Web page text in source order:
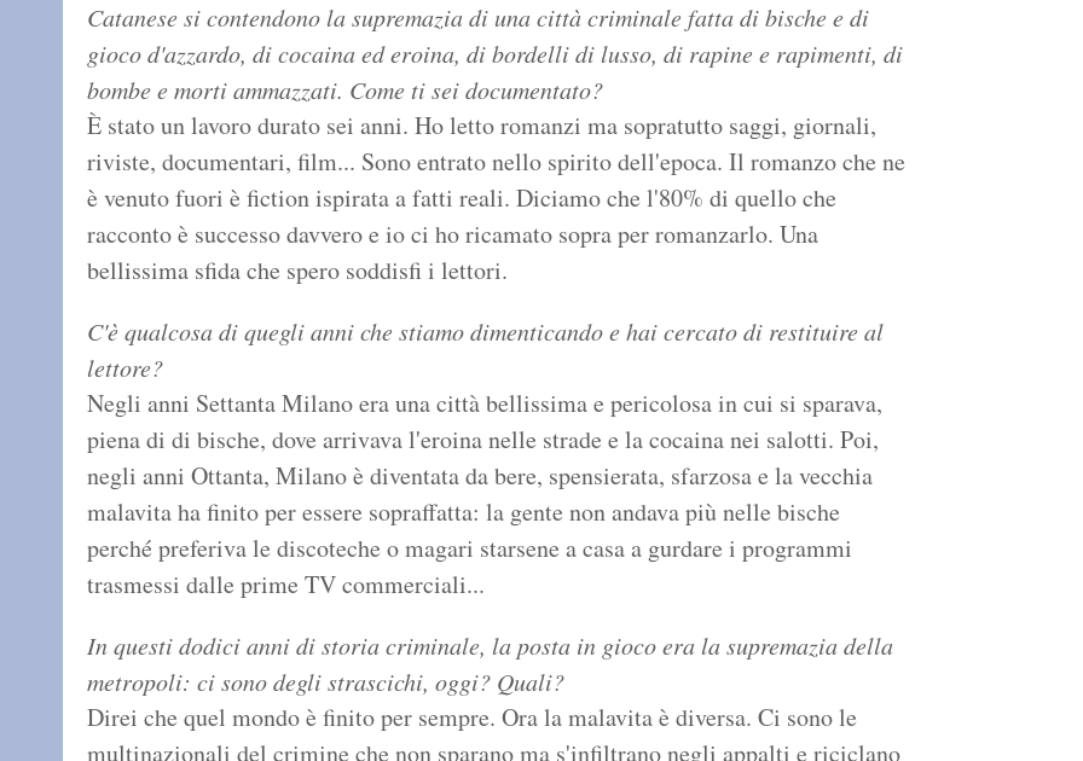
Catanese si contendono la supremazia di una città criminale fatta di bische e di
gioco d'azzardo, di cocaina ed eroina, di bordelli di lusso, di rapine e rapimenti, di
bombe e morti ammazzati. Come ti sei documentato?
È stato un lavoro durato sei anni. Ho letto romanzi ma sopratutto saggi, giornali,
riviste, documentari, film... Sono entrato nello spirito dell'epoca. Il romanzo che ne
è venuto fuori è fiction ispirata a fatti reali. Diciamo che l'80% di quello che
racconto è successo davvero e io ci ho ricamato sopra per romanzarlo. Una
bellissima sfida che spero soddisfi i lettori.
C'è qualcosa di quegli anni che stiamo dimenticando e hai cercato di restituire al
lettore?
Negli anni Settanta Milano era una città bellissima e pericolosa in cui si sparava,
piena di di bische, dove arrivava l'eroina nelle strade e la cocaina nei salotti. Poi,
negli anni Ottanta, Milano è diventata da bere, spensierata, sfarzosa e la vecchia
malavita ha finito per essere sopraffatta: la gente non andava più nelle bische
perché preferiva le discoteche o magari starsene a casa a gurdare i programmi
trasmessi dalle prime TV commerciali...
In questi dodici anni di storia criminale, la posta in gioco era la supremazia della
metropoli: ci sono degli strascichi, oggi? Quali?
Direi che quel mondo è finito per sempre. Ora la malavita è diversa. Ci sono le
multinazionali del crimine che non sparano ma s'infiltrano negli appalti e riciclano